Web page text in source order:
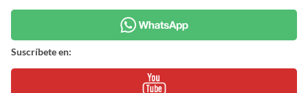
Suscríbete en: